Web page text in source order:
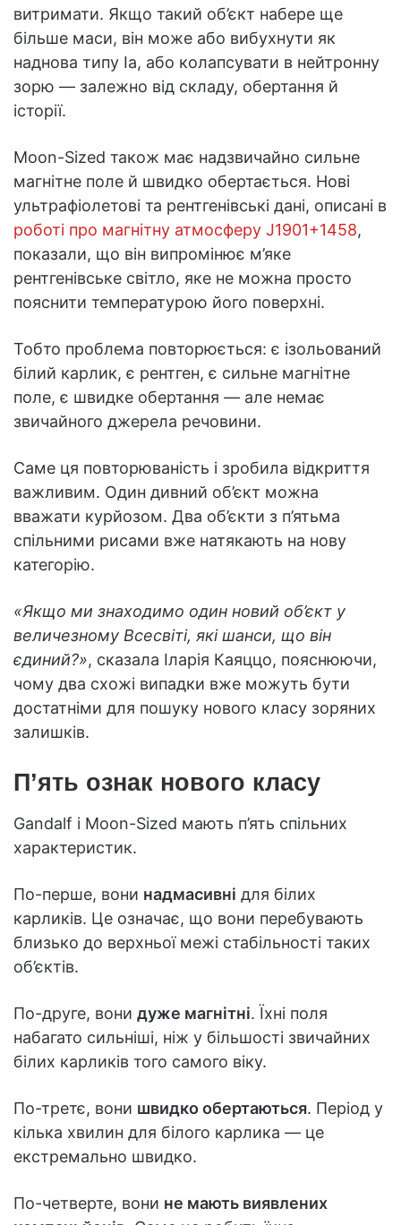
витримати. Якщо такий об’єкт набере ще
більше маси, він може або вибухнути як
наднова типу Ia, або колапсувати в нейтронну
зорю — залежно від складу, обертання й
історії.
Moon-Sized також має надзвичайно сильне
магнітне поле й швидко обертається. Нові
ультрафіолетові та рентгенівські дані, описані в
роботі про магнітну атмосферу J1901+1458,
показали, що він випромінює м’яке
рентгенівське світло, яке не можна просто
пояснити температурою його поверхні.
Тобто проблема повторюється: є ізольований
білий карлик, є рентген, є сильне магнітне
поле, є швидке обертання — але немає
звичайного джерела речовини.
Саме ця повторюваність і зробила відкриття
важливим. Один дивний об’єкт можна
вважати курйозом. Два об’єкти з п’ятьма
спільними рисами вже натякають на нову
категорію.
«Якщо ми знаходимо один новий об’єкт у
величезному Всесвіті, які шанси, що він
єдиний?», сказала Іларія Каяццо, пояснюючи,
чому два схожі випадки вже можуть бути
достатніми для пошуку нового класу зоряних
залишків.
П’ять ознак нового класу
Gandalf і Moon-Sized мають п’ять спільних
характеристик.
По-перше, вони надмасивні для білих
карликів. Це означає, що вони перебувають
близько до верхньої межі стабільності таких
об’єктів.
По-друге, вони дуже магнітні. Їхні поля
набагато сильніші, ніж у більшості звичайних
білих карликів того самого віку.
По-третє, вони швидко обертаються. Період у
кілька хвилин для білого карлика — це
екстремально швидко.
По-четверте, вони не мають виявлених